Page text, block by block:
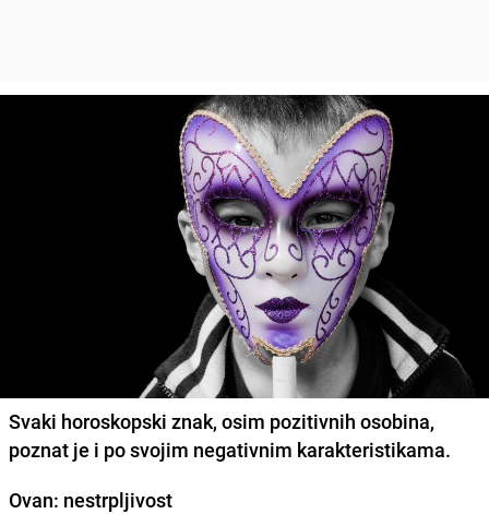
Svaki horoskopski znak, osim pozitivnih osobina,
poznat je i po svojim negativnim karakteristikama.
Ovan: nestrpljivost